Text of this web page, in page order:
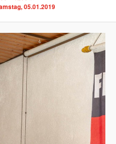
05.01.2019